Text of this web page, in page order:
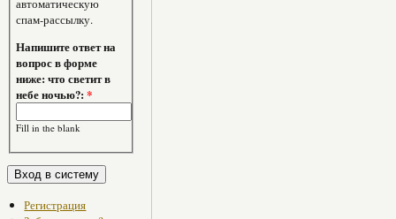
автоматическую
спам-рассылку.
Напишите ответ на
вопрос в форме
ниже: что светит в
небе ночью?:*
Fill in the blank
Регистрация